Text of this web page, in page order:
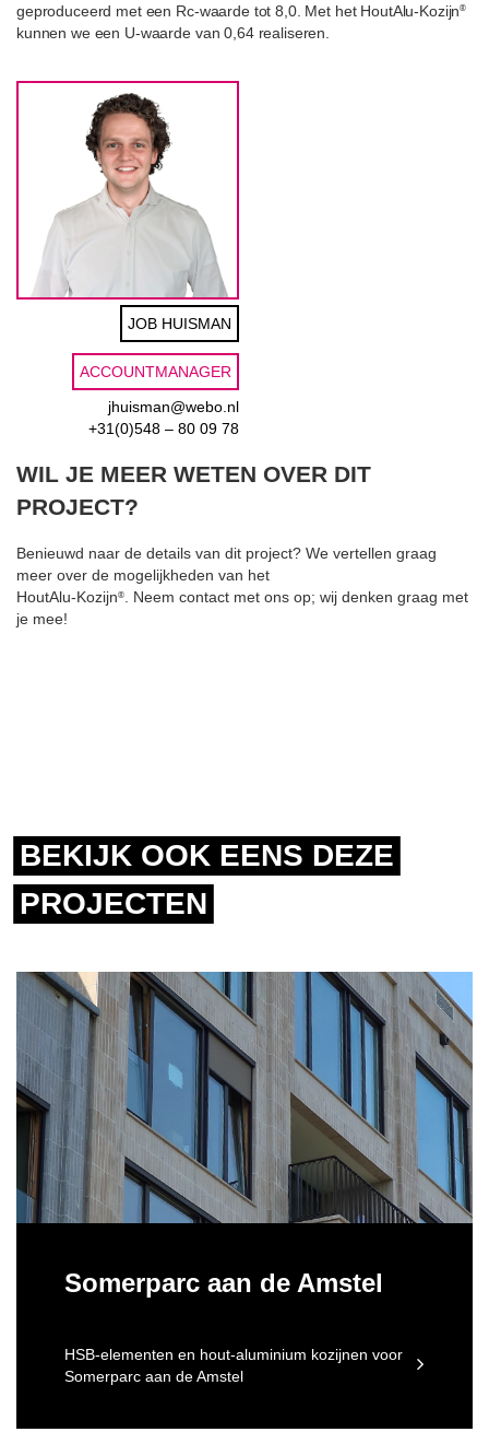
geproduceerd met een Rc-waarde tot 8,0. Met het HoutAlu-Kozijn®
kunnen we een U-waarde van 0,64 realiseren.
JOB HUISMAN
ACCOUNTMANAGER
jhuisman@webo.nl
+31(0)548 – 80 09 78
WIL JE MEER WETEN OVER DIT
PROJECT?
Benieuwd naar de details van dit project? We vertellen graag
meer over de mogelijkheden van het
HoutAlu-Kozijn®. Neem contact met ons op; wij denken graag met
je mee!
BEKIJK OOK EENS DEZE
PROJECTEN
Somerparc aan de Amstel
HSB-elementen en hout-aluminium kozijnen voor
Somerparc aan de Amstel